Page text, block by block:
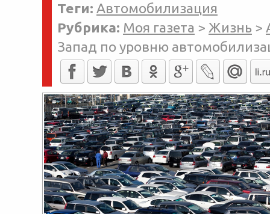
Теги: Автомобилизация
Рубрика: Моя газета > Жизнь >
Запад по уровню